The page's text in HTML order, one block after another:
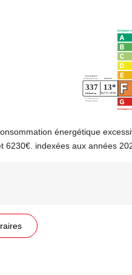
énergétique
6230€. indexées aux années